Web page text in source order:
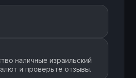
наличные израильский
и проверьте отзывы.